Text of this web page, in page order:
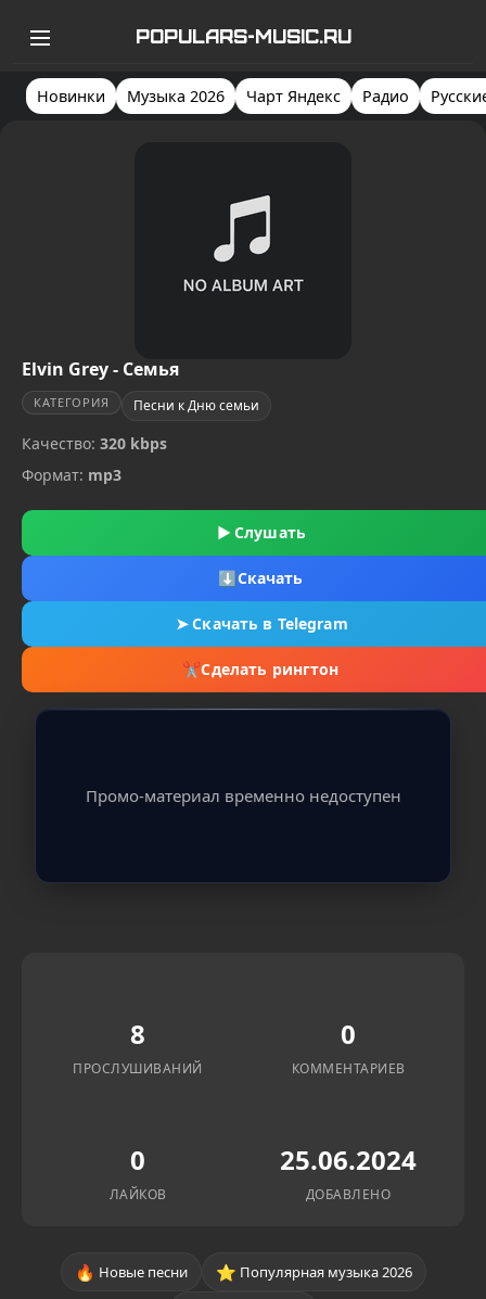
POPULARS-MUSIC.RU
Новинки Музыка 2026 Чарт Яндекс Радио
Elvin Grey - Семья
КАТЕГОРИЯ Песни к Дню семьи
Качество: 320 kbps
Формат: mp3
▶ Слушать
⬇Скачать
➤Скачать в Telegram
✂Сделать рингтон
Промо-материал временно недоступен
8
ПРОСЛУШИВАНИЙ
0
КОММЕНТАРИЕВ
0
ЛАЙКОВ
25.06.2024
ДОБАВЛЕНО
🔥 Новые песни ⭐ Популярная музыка 2026